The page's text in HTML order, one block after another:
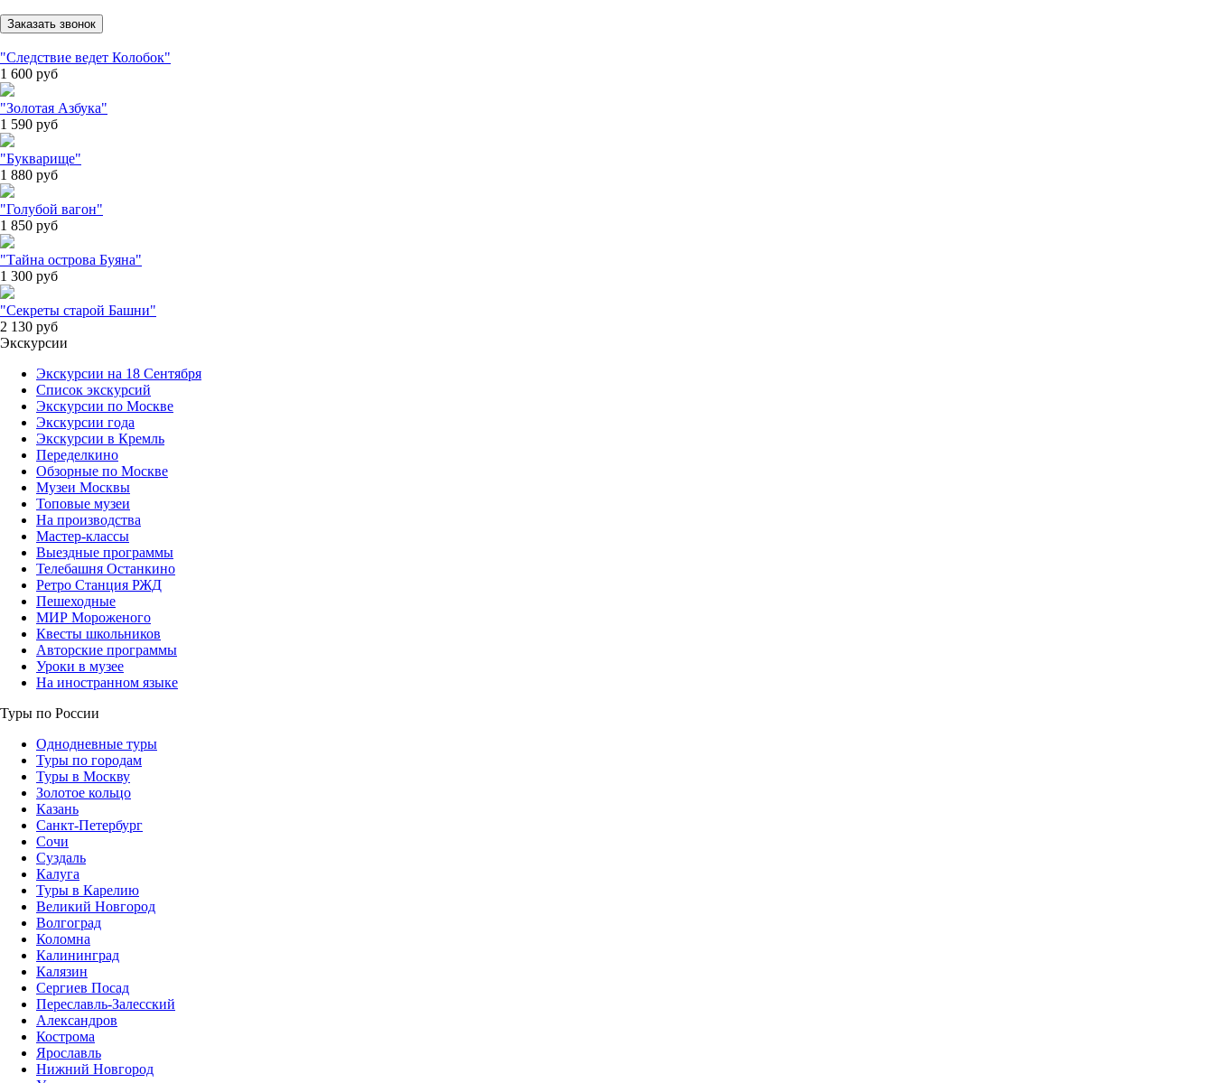
Заказать звонок
"Следствие ведет Колобок"
1 600 руб
"Золотая Азбука"
1 590 руб
"Букварище"
1 880 руб
"Голубой вагон"
1 850 руб
"Тайна острова Буяна"
1 300 руб
"Секреты старой Башни"
2 130 руб
Экскурсии
Экскурсии на 18 Сентября
Список экскурсий
Экскурсии по Москве
Экскурсии года
Экскурсии в Кремль
Переделкино
Обзорные по Москве
Музеи Москвы
Топовые музеи
На производства
Мастер-классы
Выездные программы
Телебашня Останкино
Ретро Станция РЖД
Пешеходные
МИР Мороженого
Квесты школьников
Авторские программы
Уроки в музее
На иностранном языке
Туры по России
Однодневные туры
Туры по городам
Туры в Москву
Золотое кольцо
Казань
Санкт-Петербург
Сочи
Суздаль
Калуга
Туры в Карелию
Великий Новгород
Волгоград
Коломна
Калининград
Калязин
Сергиев Посад
Переславль-Залесский
Александров
Кострома
Ярославль
Нижний Новгород